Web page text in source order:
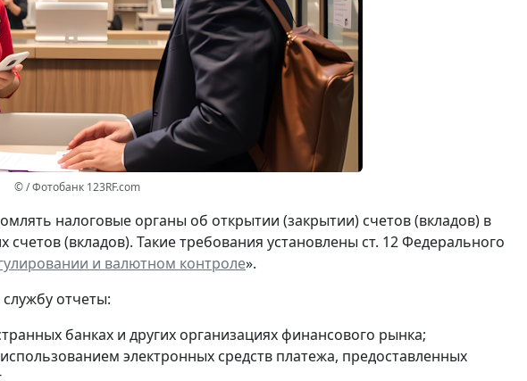
© / Фотобанк 123RF.com
налоговые органы об открытии (закрытии) счетов (вкладов) в
(вкладов). Такие требования установлены ст. 12 Федерального
и валютном контроле».
отчеты:
банках и других организациях финансового рынка;
электронных средств платежа, предоставленных